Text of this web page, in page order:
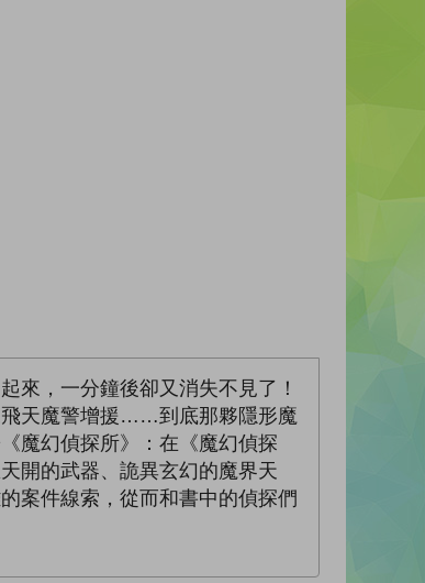
來，一分鐘後卻又消失不見了！
飛天魔警增援……到底那夥隱形魔
魔幻偵探所》：在《魔幻偵探
開的武器、詭異玄幻的魔界天
案件線索，從而和書中的偵探們